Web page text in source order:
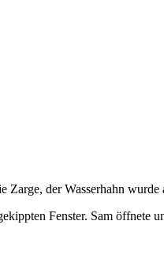
Zarge, der Wasserhahn wurde
Fenster. Sam öffnete